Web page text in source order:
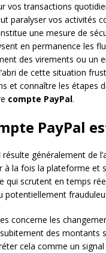
vos transactions
paralyser vos activités
une mesure de
en permanence les
des virements ou un
de cette situation
et connaître les étapes
compte PayPal.
PayPal
résulte généralement de
la fois la plateforme et
qui scrutent en temps
potentiellement
concerne les
des montants
cela comme un